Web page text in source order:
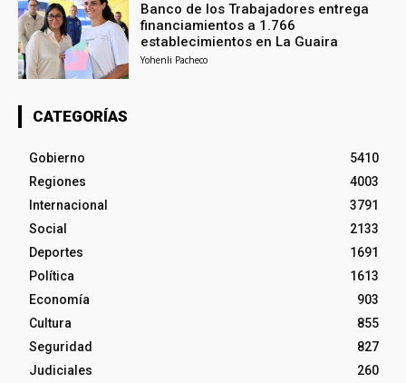
Banco de los Trabajadores entrega
financiamientos a 1.766
establecimientos en La Guaira
Yohenli Pacheco
CATEGORÍAS
Gobierno
5410
Regiones
4003
Internacional
3791
Social
2133
Deportes
1691
Política
1613
Economía
903
Cultura
855
Seguridad
827
Judiciales
260